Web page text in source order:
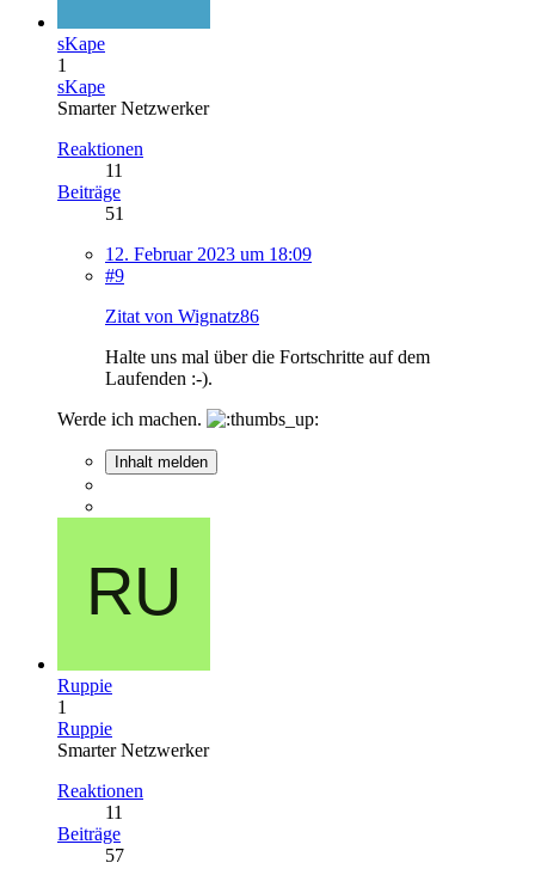
sKape
1
sKape
Smarter Netzwerker
Reaktionen
11
Beiträge
51
12. Februar 2023 um 18:09
#9
Zitat von Wignatz86
Halte uns mal über die Fortschritte auf dem
Laufenden :-).
Werde ich machen.
Inhalt melden
Ruppie
1
Ruppie
Smarter Netzwerker
Reaktionen
11
Beiträge
57